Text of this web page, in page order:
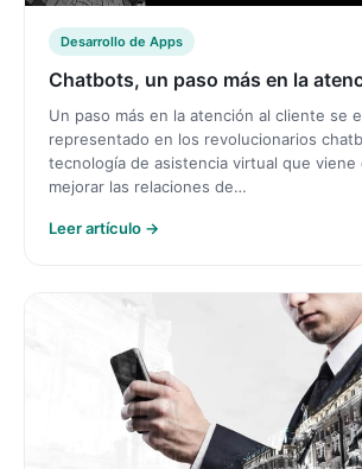
Desarrollo de Apps
Chatbots, un paso más en la
Un paso más en la atención al cliente se
representado en los revolucionarios
tecnología de asistencia virtual que
mejorar las relaciones de…
Leer artículo →